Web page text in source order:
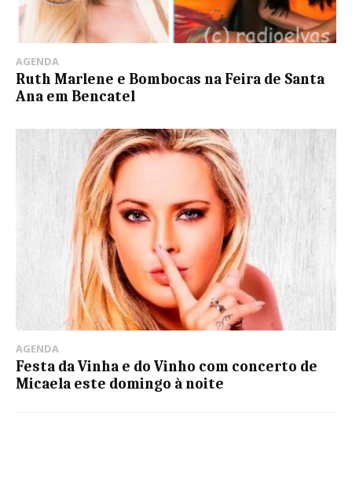
AGENDA
Ruth Marlene e Bombocas na Feira de Santa
Ana em Bencatel
AGENDA
Festa da Vinha e do Vinho com concerto de
Micaela este domingo à noite